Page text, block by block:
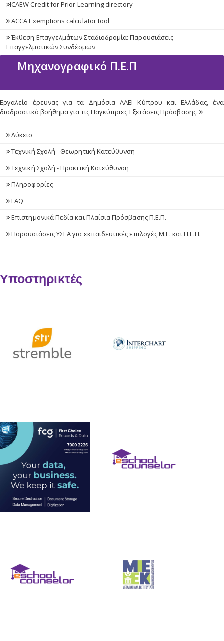
ICAEW Credit for Prior Learning directory
ACCA Exemptions calculator tool
Έκθεση Επαγγελμάτων Σταδιοδρομία: Παρουσιάσεις
Επαγγελματικών Συνδέσμων
Μηχανογραφικό Π.Ε.Π
Εργαλείο έρευνας για τα Δημόσια ΑΑΕΙ Κύπρου και Ελλάδας, ένα
διαδραστικό βοήθημα για τις Παγκύπριες Εξετάσεις Πρόσβασης.
Λύκειο
Τεχνική Σχολή - Θεωρητική Κατεύθυνση
Τεχνική Σχολή - Πρακτική Κατεύθυνση
Πληροφορίες
FAQ
Επιστημονικά Πεδία και Πλαίσια Πρόσβασης Π.Ε.Π.
Παρουσιάσεις ΥΣΕΑ για εκπαιδευτικές επιλογές Μ.Ε. και Π.Ε.Π.
Υποστηρικτές